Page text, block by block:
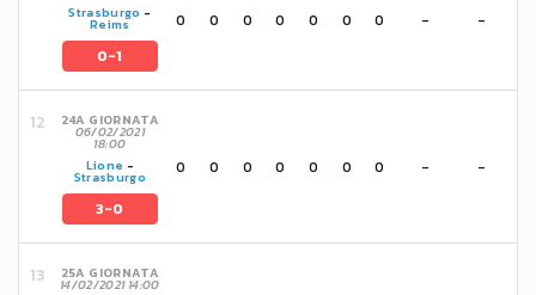
Strasburgo -
Reims
0-1
0 0 0 0 0 0 0 - -
24A GIORNATA
06/02/2021
18:00
Lione -
Strasburgo
3-0
0 0 0 0 0 0 0 - -
25A GIORNATA
14/02/2021 14:00